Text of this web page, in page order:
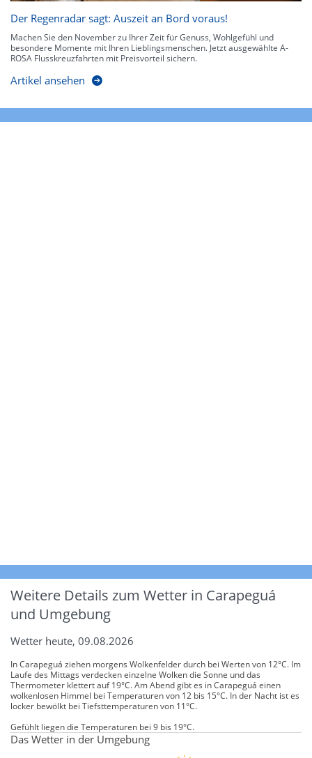
Der Regenradar sagt: Auszeit an Bord voraus!
Machen Sie den November zu Ihrer Zeit für Genuss, Wohlgefühl und
besondere Momente mit Ihren Lieblingsmenschen. Jetzt ausgewählte A-
ROSA Flusskreuzfahrten mit Preisvorteil sichern.
Artikel ansehen
Weitere Details zum Wetter in Carapeguá
und Umgebung
Wetter heute, 09.08.2026
In Carapeguá ziehen morgens Wolkenfelder durch bei Werten von 12°C. Im
Laufe des Mittags verdecken einzelne Wolken die Sonne und das
Thermometer klettert auf 19°C. Am Abend gibt es in Carapeguá einen
wolkenlosen Himmel bei Temperaturen von 12 bis 15°C. In der Nacht ist es
locker bewölkt bei Tiefsttemperaturen von 11°C.
Gefühlt liegen die Temperaturen bei 9 bis 19°C.
Das Wetter in der Umgebung